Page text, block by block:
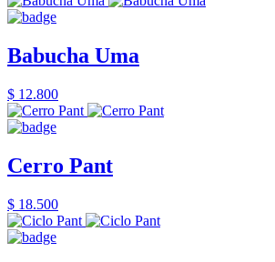
Babucha Uma
$ 12.800
Cerro Pant
$ 18.500